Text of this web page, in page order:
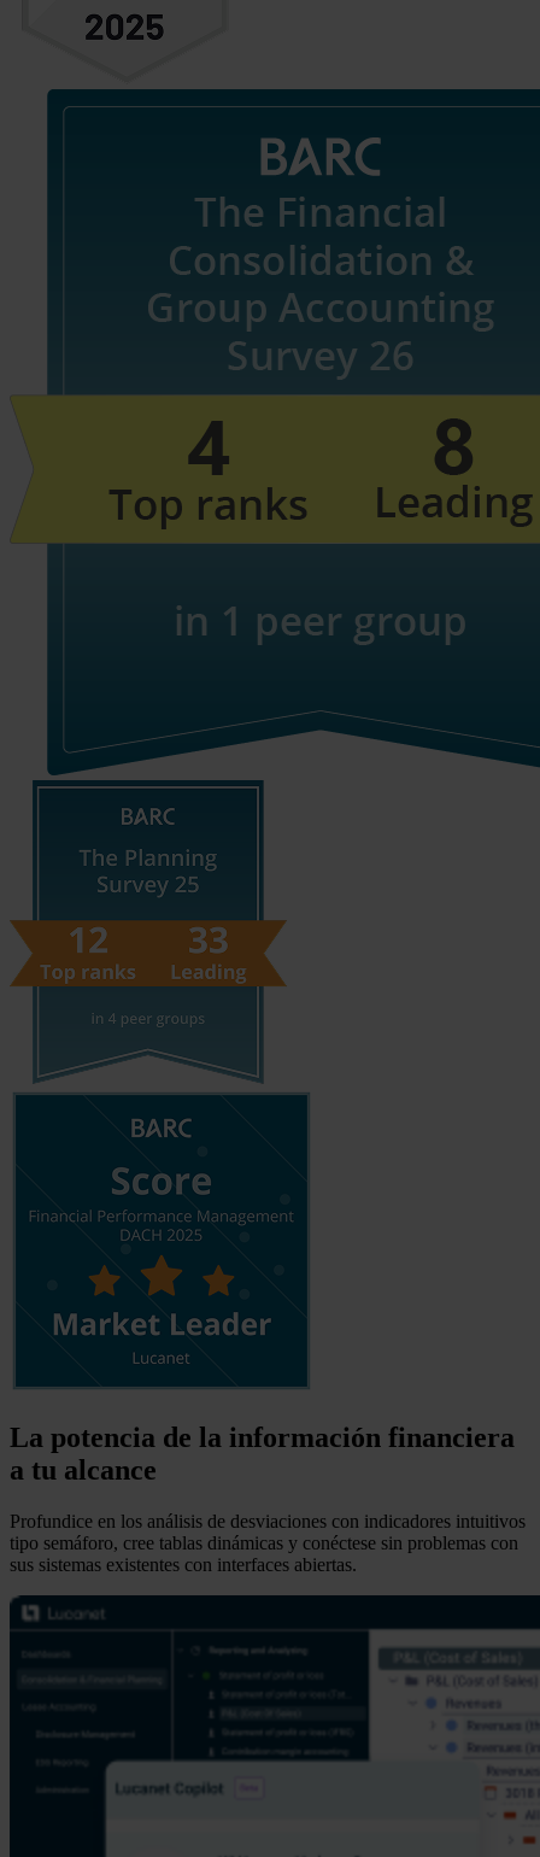
La potencia de la información financiera
a tu alcance
Profundice en los análisis de desviaciones con indicadores intuitivos
tipo semáforo, cree tablas dinámicas y conéctese sin problemas con
sus sistemas existentes con interfaces abiertas.